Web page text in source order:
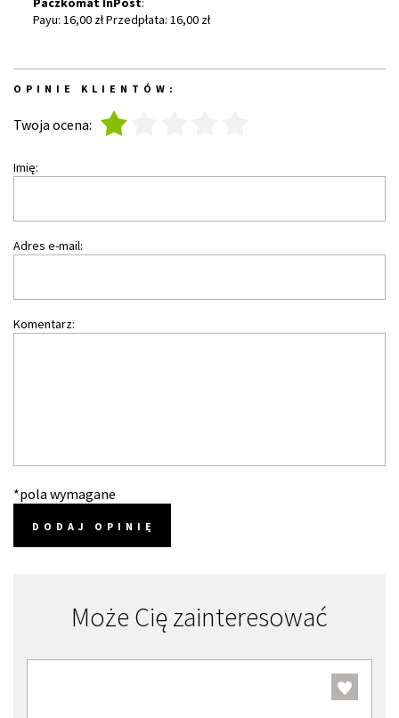
Payu: 16,00 zł Przedpłata: 16,00 zł
OPINIE KLIENTÓW:
Twoja ocena:
Imię:
Adres e-mail:
Komentarz:
*pola wymagane
DODAJ OPINIĘ
Może Cię zainteresować